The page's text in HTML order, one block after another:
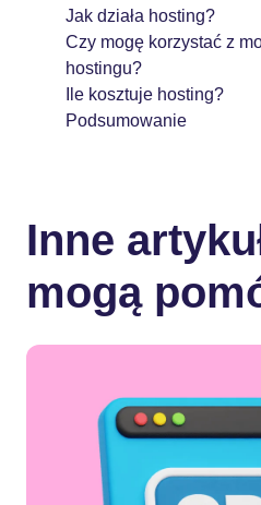
Jak działa hosting?
Czy mogę korzystać z
hostingu?
Ile kosztuje hosting?
Podsumowanie
Inne
mogą